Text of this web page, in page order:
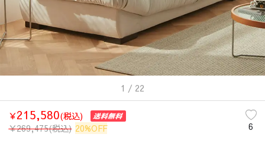
1 / 22
￥215,580(税込)
￥269,475(税込) 20%OFF 6